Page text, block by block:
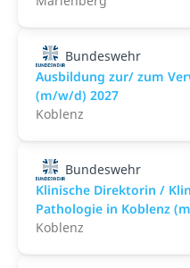
Bundeswehr
Ausbildung zur/ zum
(m/w/d) 2027
Koblenz
Bundeswehr
Klinische Direktorin /
Pathologie in Koblenz
Koblenz